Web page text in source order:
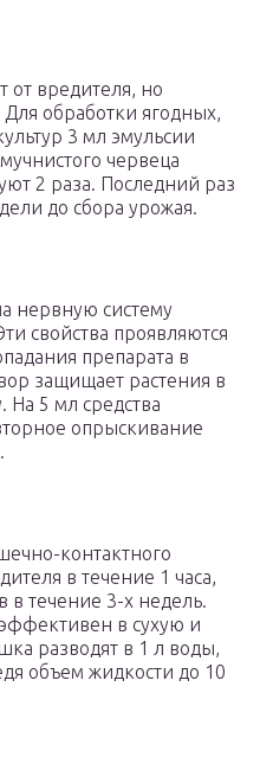
от вредителя, но
обработки ягодных,
3 мл эмульсии
червеца
2 раза. Последний раз
до сбора урожая.
нервную систему
свойства проявляются
препарата в
защищает растения в
5 мл средства
опрыскивание
контактного
в течение 1 часа,
в течение 3-х недель.
в сухую и
разводят в 1 л воды,
объем жидкости до 10